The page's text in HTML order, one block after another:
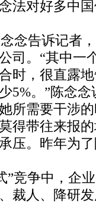
法对好多中
念告诉记者
司。“其中一
时，很直露
5%。”陈念念
所需要干涉
得带往来报
压。昨年为
”竞争中，企
裁人、降研